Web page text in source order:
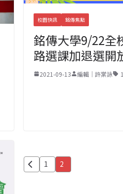
校園快訊 銘傳焦點
銘傳大學9/22全
路選課加退選開
2021-09-13 編輯｜許棠詠
文 1 2